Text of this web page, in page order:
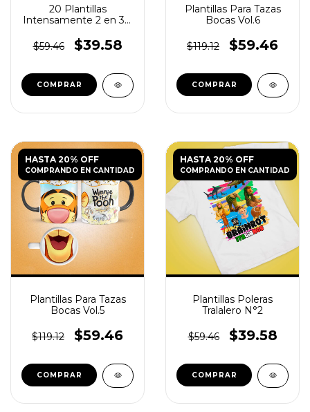
20 Plantillas
Intensamente 2 en 3D
$59.46
$39.58
Plantillas Para Tazas
Bocas Vol.6
$119.12 $59.46
HASTA 20% OFF
COMPRANDO EN CANTIDAD
Plantillas Para Tazas
Bocas Vol.5
$119.12 $59.46
HASTA 20% OFF
COMPRANDO EN CANTIDAD
Plantillas Poleras
Tralalero N°2
$59.46 $39.58